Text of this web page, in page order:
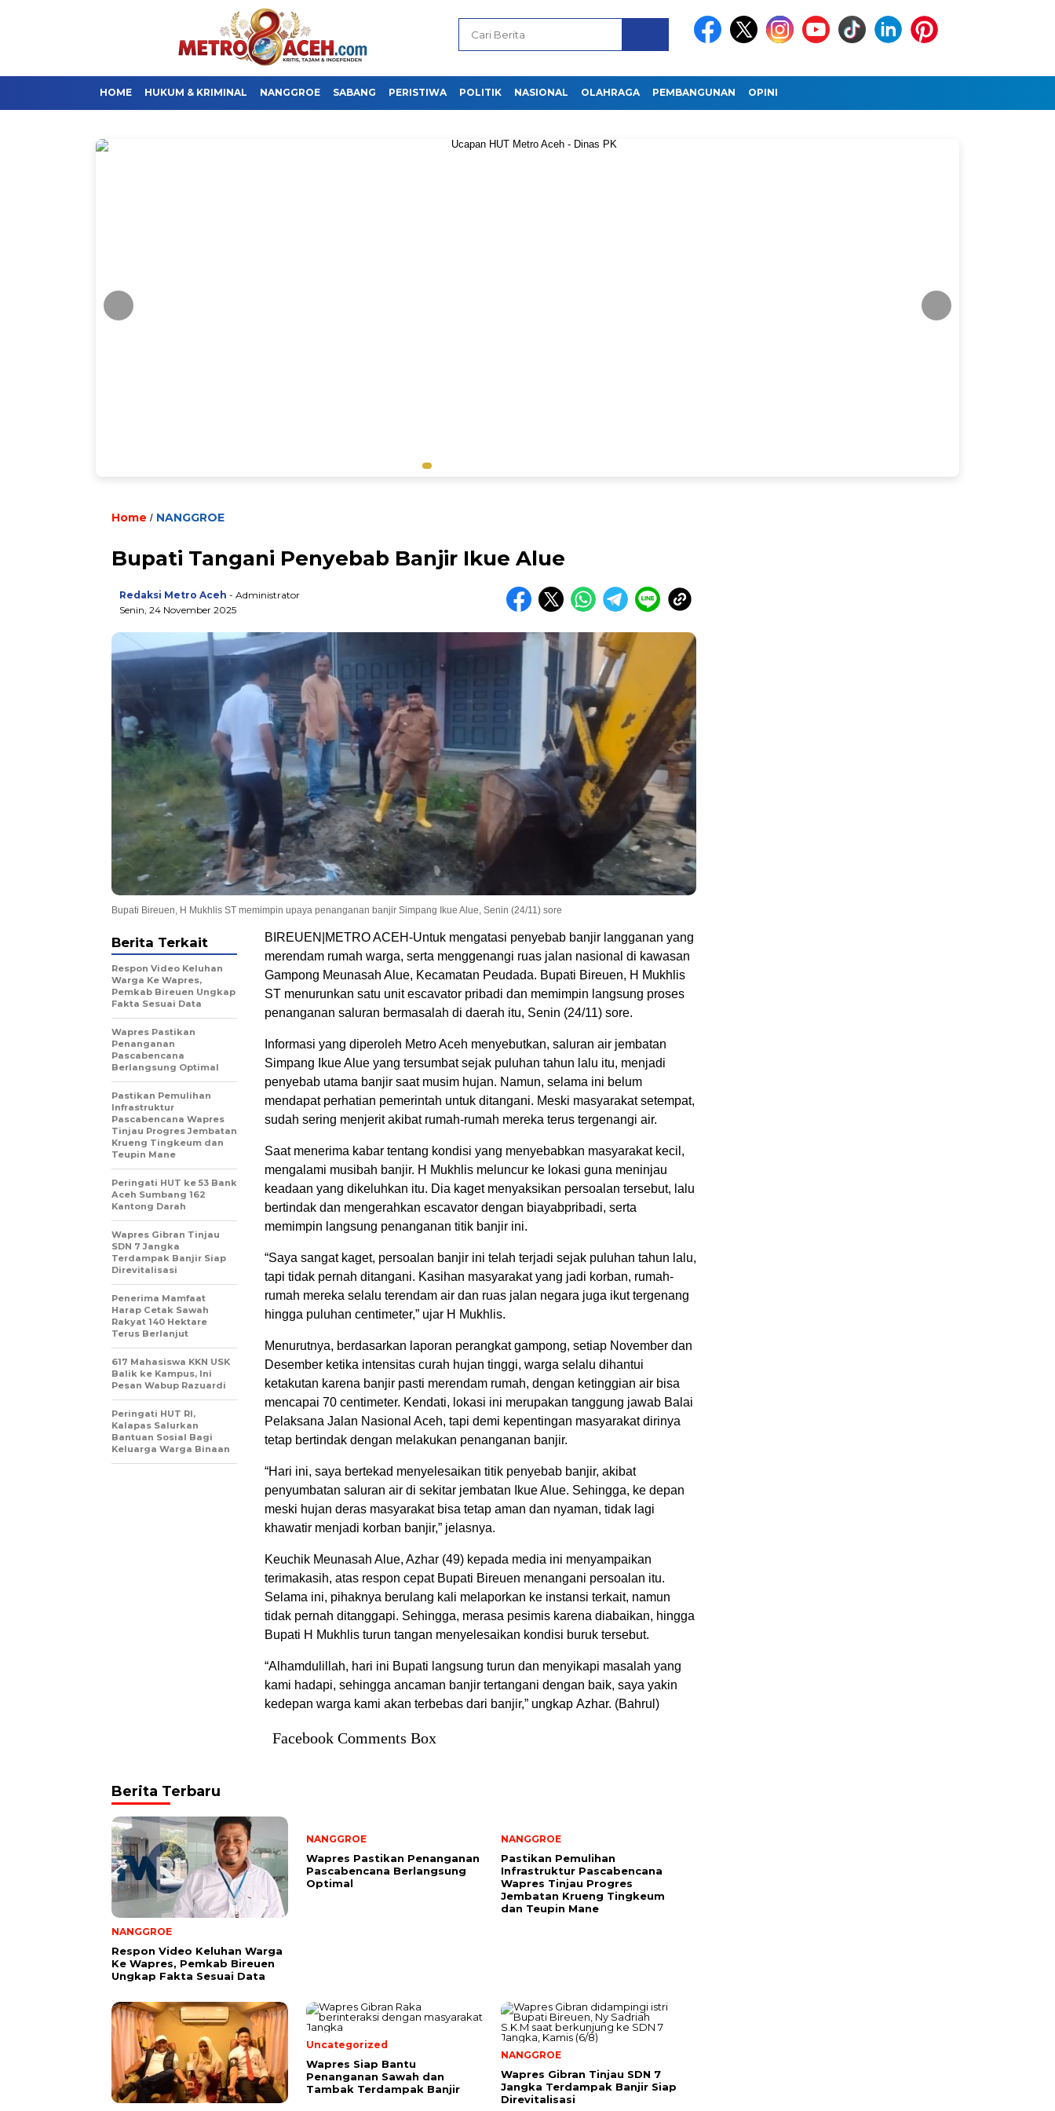
HOME HUKUM & KRIMINAL NANGGROE SABANG PERISTIWA POLITIK NASIONAL OLAHRAGA PEMBANGUNAN OPINI
Home / NANGGROE
Bupati Tangani Penyebab Banjir Ikue Alue
Redaksi Metro Aceh - Administrator
Senin, 24 November 2025
Bupati Bireuen, H Mukhlis ST memimpin upaya penanganan banjir Simpang Ikue Alue, Senin (24/11) sore
BIREUEN|METRO ACEH-Untuk mengatasi penyebab banjir langganan yang
merendam rumah warga, serta menggenangi ruas jalan nasional di kawasan
Gampong Meunasah Alue, Kecamatan Peudada. Bupati Bireuen, H Mukhlis
ST menurunkan satu unit escavator pribadi dan memimpin langsung proses
penanganan saluran bermasalah di daerah itu, Senin (24/11) sore.
Informasi yang diperoleh Metro Aceh menyebutkan, saluran air jembatan
Simpang Ikue Alue yang tersumbat sejak puluhan tahun lalu itu, menjadi
penyebab utama banjir saat musim hujan. Namun, selama ini belum
mendapat perhatian pemerintah untuk ditangani. Meski masyarakat setempat,
sudah sering menjerit akibat rumah-rumah mereka terus tergenangi air.
Saat menerima kabar tentang kondisi yang menyebabkan masyarakat kecil,
mengalami musibah banjir. H Mukhlis meluncur ke lokasi guna meninjau
keadaan yang dikeluhkan itu. Dia kaget menyaksikan persoalan tersebut, lalu
bertindak dan mengerahkan escavator dengan biayabpribadi, serta
memimpin langsung penanganan titik banjir ini.
“Saya sangat kaget, persoalan banjir ini telah terjadi sejak puluhan tahun lalu,
tapi tidak pernah ditangani. Kasihan masyarakat yang jadi korban, rumah-
rumah mereka selalu terendam air dan ruas jalan negara juga ikut tergenang
hingga puluhan centimeter,” ujar H Mukhlis.
Menurutnya, berdasarkan laporan perangkat gampong, setiap November dan
Desember ketika intensitas curah hujan tinggi, warga selalu dihantui
ketakutan karena banjir pasti merendam rumah, dengan ketinggian air bisa
mencapai 70 centimeter. Kendati, lokasi ini merupakan tanggung jawab Balai
Pelaksana Jalan Nasional Aceh, tapi demi kepentingan masyarakat dirinya
tetap bertindak dengan melakukan penanganan banjir.
“Hari ini, saya bertekad menyelesaikan titik penyebab banjir, akibat
penyumbatan saluran air di sekitar jembatan Ikue Alue. Sehingga, ke depan
meski hujan deras masyarakat bisa tetap aman dan nyaman, tidak lagi
khawatir menjadi korban banjir,” jelasnya.
Keuchik Meunasah Alue, Azhar (49) kepada media ini menyampaikan
terimakasih, atas respon cepat Bupati Bireuen menangani persoalan itu.
Selama ini, pihaknya berulang kali melaporkan ke instansi terkait, namun
tidak pernah ditanggapi. Sehingga, merasa pesimis karena diabaikan, hingga
Bupati H Mukhlis turun tangan menyelesaikan kondisi buruk tersebut.
“Alhamdulillah, hari ini Bupati langsung turun dan menyikapi masalah yang
kami hadapi, sehingga ancaman banjir tertangani dengan baik, saya yakin
kedepan warga kami akan terbebas dari banjir,” ungkap Azhar. (Bahrul)
Facebook Comments Box
Berita Terkait
Respon Video Keluhan
Warga Ke Wapres,
Pemkab Bireuen Ungkap
Fakta Sesuai Data
Wapres Pastikan
Penanganan
Pascabencana
Berlangsung Optimal
Pastikan Pemulihan
Infrastruktur
Pascabencana Wapres
Tinjau Progres Jembatan
Krueng Tingkeum dan
Teupin Mane
Peringati HUT ke 53 Bank
Aceh Sumbang 162
Kantong Darah
Wapres Gibran Tinjau
SDN 7 Jangka
Terdampak Banjir Siap
Direvitalisasi
Penerima Mamfaat
Harap Cetak Sawah
Rakyat 140 Hektare
Terus Berlanjut
617 Mahasiswa KKN USK
Balik ke Kampus, Ini
Pesan Wabup Razuardi
Peringati HUT RI,
Kalapas Salurkan
Bantuan Sosial Bagi
Keluarga Warga Binaan
Berita Terbaru
NANGGROE
Respon Video Keluhan Warga
Ke Wapres, Pemkab Bireuen
Ungkap Fakta Sesuai Data
NANGGROE
Wapres Pastikan Penanganan
Pascabencana Berlangsung
Optimal
NANGGROE
Pastikan Pemulihan
Infrastruktur Pascabencana
Wapres Tinjau Progres
Jembatan Krueng Tingkeum
dan Teupin Mane
Uncategorized
Wapres Siap Bantu
Penanganan Sawah dan
Tambak Terdampak Banjir
NANGGROE
Wapres Gibran Tinjau SDN 7
Jangka Terdampak Banjir Siap
Direvitalisasi